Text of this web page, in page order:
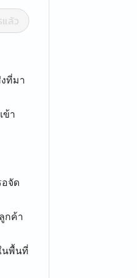
ล้ว
ที่มา
ข้า
อจัด
กค้า
นพื้นที่